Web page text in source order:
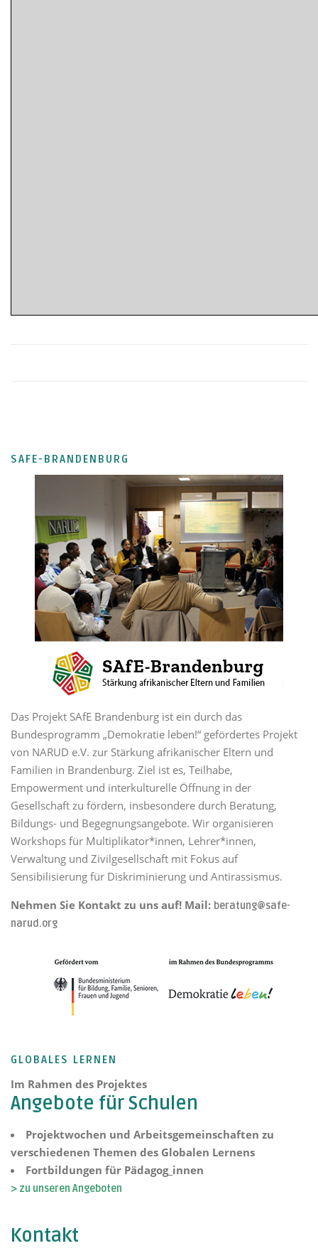
SAFE-BRANDENBURG
Das Projekt SAfE Brandenburg ist ein durch das
Bundesprogramm „Demokratie leben!“ gefördertes Projekt
von NARUD e.V. zur Stärkung afrikanischer Eltern und
Familien in Brandenburg. Ziel ist es, Teilhabe,
Empowerment und interkulturelle Öffnung in der
Gesellschaft zu fördern, insbesondere durch Beratung,
Bildungs- und Begegnungsangebote. Wir organisieren
Workshops für Multiplikator*innen, Lehrer*innen,
Verwaltung und Zivilgesellschaft mit Fokus auf
Sensibilisierung für Diskriminierung und Antirassismus.
Nehmen Sie Kontakt zu uns auf! Mail: beratung@safe-
narud.org
GLOBALES LERNEN
Im Rahmen des Projektes
Angebote für Schulen
Projektwochen und Arbeitsgemeinschaften zu
verschiedenen Themen des Globalen Lernens
Fortbildungen für Pädagog_innen
> zu unseren Angeboten
Kontakt